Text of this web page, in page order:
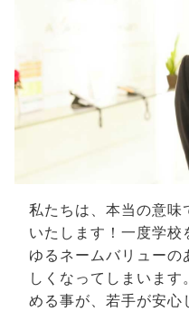
私たちは、本当の意味
いたします！一度学校
ゆるネームバリュー
しくなってしまいま
める事が、若手が安心